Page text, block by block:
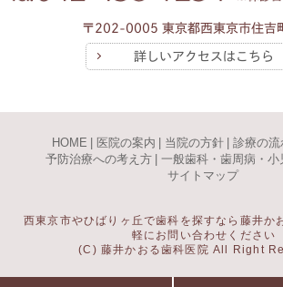
〒202-0005 東京都西東京市住
詳しいアクセスはこちら
HOME 医院の案内 当院の方針 診療の流
予防治療への考え方
一般歯科・歯周病・小
サイトマップ
西東京市やひばりヶ丘で歯科を探すなら藤井か
軽にお問い合わせください
(C) 藤井かおる歯科医院 All Right